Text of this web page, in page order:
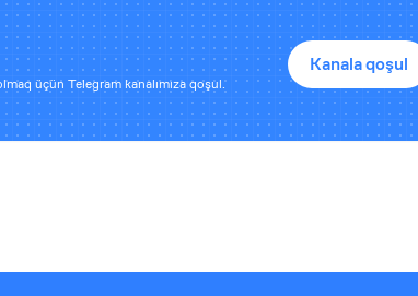
üçün Telegram kanalımıza qoşul.
Kanala qoşul